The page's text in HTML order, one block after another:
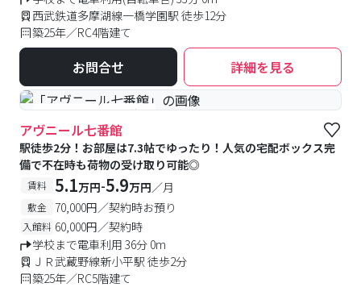
西武鉄道多摩湖線一橋学園駅 徒歩12分
築25年／RC4階建て
お問合せ 詳細を見る
#予約受付中 #空室待ち
アヴニール七番館
駅徒歩2分！お部屋は7.3帖でゆったり！人気の宅配ボックス完
備で不在時も荷物の受け取り可能◎
賃料 5.1万円-5.9万円／月
敷金 70,000円／契約時お預り
入館料 60,000円／契約時
学校まで電車利用 36分 0m
ＪＲ武蔵野線新小平駅 徒歩2分
築25年／RC5階建て